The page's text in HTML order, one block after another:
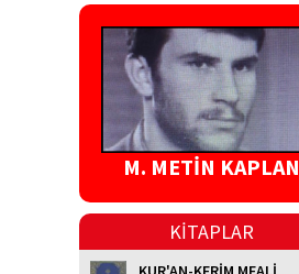
M. METİN KAPLAN
KİTAPLAR